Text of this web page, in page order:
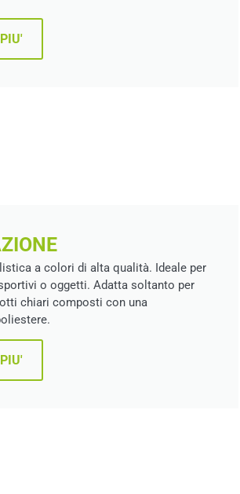
a colori di alta qualità. Ideale per
o oggetti. Adatta soltanto per
chiari composti con una